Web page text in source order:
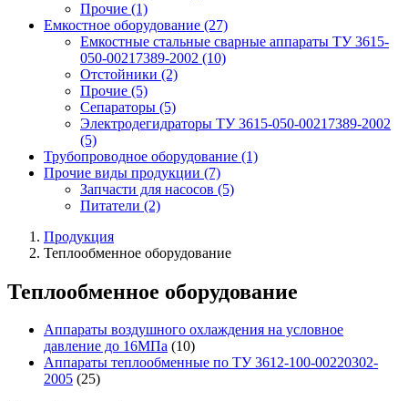
Прочие (1)
Емкостное оборудование (27)
Емкостные стальные сварные аппараты ТУ 3615-
050-00217389-2002 (10)
Отстойники (2)
Прочие (5)
Сепараторы (5)
Электродегидраторы ТУ 3615-050-00217389-2002
(5)
Трубопроводное оборудование (1)
Прочие виды продукции (7)
Запчасти для насосов (5)
Питатели (2)
Продукция
Теплообменное оборудование
Теплообменное оборудование
Аппараты воздушного охлаждения на условное
давление до 16МПа (10)
Аппараты теплообменные по ТУ 3612-100-00220302-
2005 (25)